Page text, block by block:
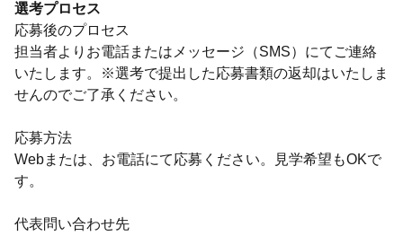
選考プロセス
応募後のプロセス
担当者よりお電話またはメッセージ（SMS）にてご連絡
いたします。※選考で提出した応募書類の返却はいたしま
せんのでご了承ください。
応募方法
Webまたは、お電話にて応募ください。見学希望もOKで
す。
代表問い合わせ先